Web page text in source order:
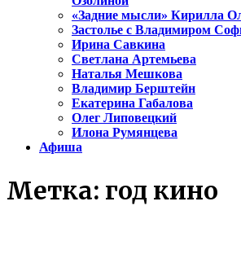
«Задние мысли» Кирилла
Застолье с Владимиром
Ирина Савкина
Светлана Артемьева
Наталья Мешкова
Владимир Берштейн
Екатерина Габалова
Олег Липовецкий
Илона Румянцева
Афиша
Метка: год кино